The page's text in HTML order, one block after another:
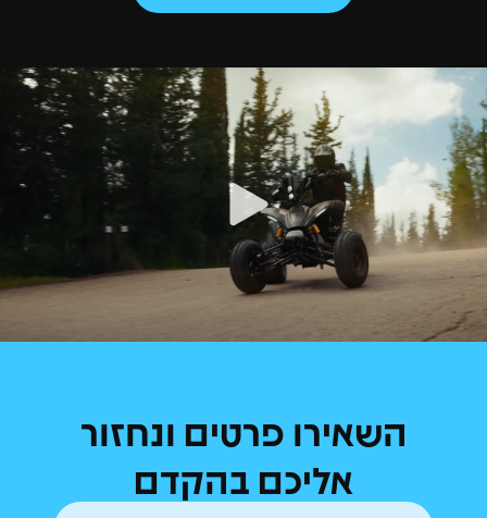
השאירו פרטים ונחזור
אליכם בהקדם